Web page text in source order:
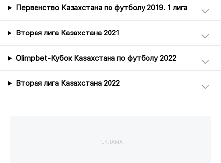
Первенство Казахстана по футболу 2019. 1 лига
Вторая лига Казахстана 2021
Olimpbet-Кубок Казахстана по футболу 2022
Вторая лига Казахстана 2022
РЕКЛАМА